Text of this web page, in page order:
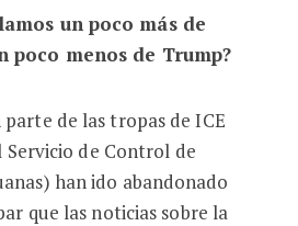
un poco más de
poco menos de Trump?
de las tropas de ICE
Servicio de Control de
han ido abandonado
que las noticias sobre la